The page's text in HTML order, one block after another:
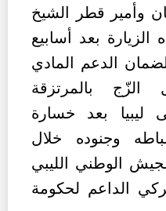
وأمير قطر الشيخ
بعد أسابيع
الدعم المادي
بالمرتزقة
ليبيا بعد خسارة
وجنوده خلال
الوطني الليبي
الداعم لحكومة